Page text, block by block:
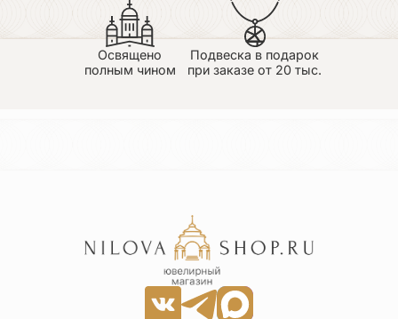
Освящено
полным чином
Подвеска в подарок
при заказе от 20 тыс.